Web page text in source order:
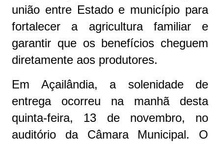
união entre Estado e município para
fortalecer a agricultura familiar e
garantir que os benefícios cheguem
diretamente aos produtores.
Em Açailândia, a solenidade de
entrega ocorreu na manhã desta
quinta-feira, 13 de novembro, no
auditório da Câmara Municipal. O